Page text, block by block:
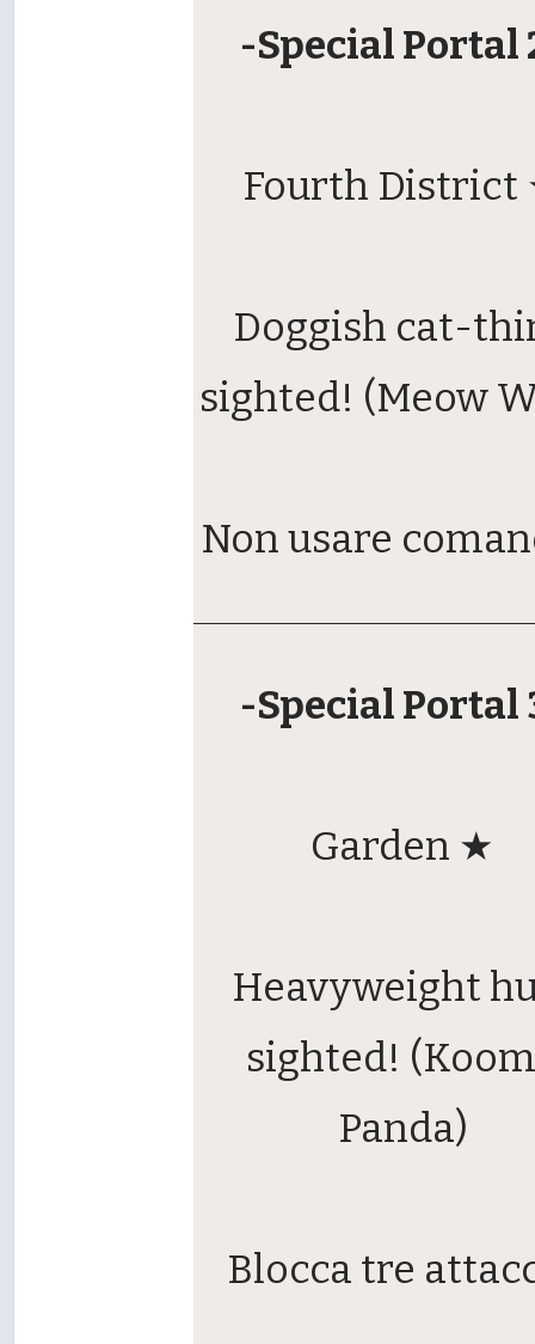
-Special Portal
Fourth District
Doggish cat-
sighted! (Meow
Non usare
-Special Portal
Garden ★
Heavyweight
sighted!
Panda)
Blocca tre